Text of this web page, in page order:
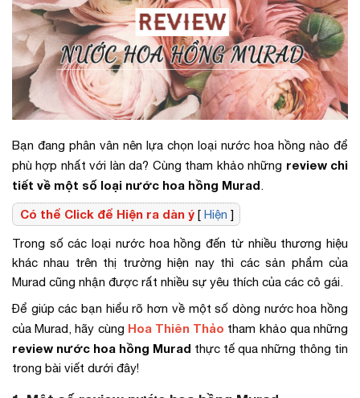
Bạn đang phân vân nên lựa chọn loại nước hoa hồng nào để
phù hợp nhất với làn da? Cùng tham khảo những review chi
tiết về một số loại nước hoa hồng Murad.
Có thể Click để Hiện ra dàn ý [ Hiện ]
Trong số các loại nước hoa hồng đến từ nhiều thương hiệu
khác nhau trên thị trường hiện nay thì các sản phẩm của
Murad cũng nhận được rất nhiều sự yêu thích của các cô gái.
Để giúp các bạn hiểu rõ hơn về một số dòng nước hoa hồng
của Murad, hãy cùng Hoa Thiên Thảo tham khảo qua những
review nước hoa hồng Murad thực tế qua những thông tin
trong bài viết dưới đây!